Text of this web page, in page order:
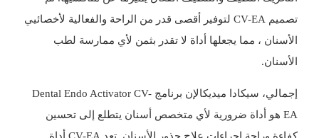
تصميم CV-EA لتوفير أقصى قدر من الراحة والفعالية لأخصائيي
الأسنان ، مما يجعلها أداة لا تقدر بثمن لأي ممارسة لطب
الأسنان.
إجمالي، سيكادا ميديكال
إن برنامج Dental Endo Activator CV-
EA هو أداة ضرورية لأي متخصص أسنان يتطلع إلى تحسين
كفاءة وراحة إجراءات علاج جذور الأسنان. تعد CV-EA أداة